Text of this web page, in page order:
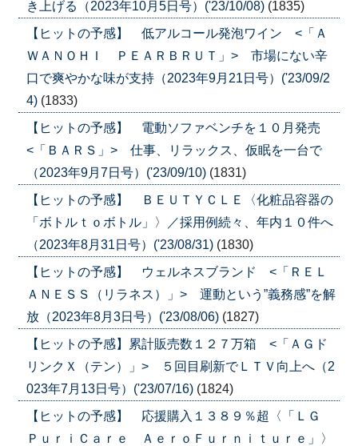
き上げる（2023年10月5日号）('23/10/08) (1835)
【ヒットの予感】 低アルコール発泡ワイン <「Ａ
ＷＡＮＯＨＩ ＰＥＡＲＢＲＵＴ」> 市場にない辛
口で爽やかな味が支持（2023年9月21日号）('23/09/2
4) (1833)
【ヒットの予感】 電動ソファベンチを１０月発売
<「ＢＡＲＳ」> 仕事、リラックス、仮眠を一台で
（2023年9月7日号）('23/09/10) (1831)
【ヒットの予感】 ＢＥＵＴＹＣＬＥ〈化粧品容器の
「ボトルｔｏボトル」〉／採用例続々、年内１０件へ
（2023年8月31日号）('23/08/31) (1830)
【ヒットの予感】 ウェルネスブランド <「ＲＥＬ
ＡＮＥＳＳ（リラネス）」> 運動という”義務感”を解
放（2023年8月3日号）('23/08/06) (1827)
【ヒットの予感】累計販売数１２７万箱 <「ＡＧド
リンクＸ（テン）」> ５回目刷新でＬＴＶ向上へ（2
023年7月13日号）('23/07/16) (1824)
【ヒットの予感】 応援購入１３８９％超〈「ＬＧ
ＰｕｒｉＣａｒｅ ＡｅｒｏＦｕｒｎｉｔｕｒｅ」〉